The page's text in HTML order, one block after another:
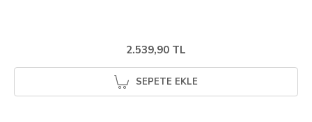
2.539,90 TL
SEPETE EKLE